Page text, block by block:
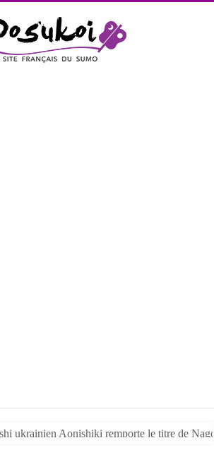
ukrainien Aonishiki remporte le titre de
triomphe de Takerufuji et se rapproche du